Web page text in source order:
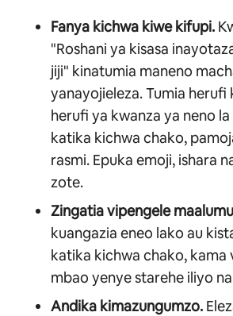
Fanya kichwa kiwe kifupi.
"Roshani ya kisasa
jiji" kinatumia maneno
yanayojieleza. Tumia herufi
herufi ya kwanza ya neno
katika kichwa chako,
rasmi. Epuka emoji, ishara
zote.
Zingatia vipengele
kuangazia eneo lako au
katika kichwa chako, kama
mbao yenye starehe iliyo
Andika kimazungumzo.